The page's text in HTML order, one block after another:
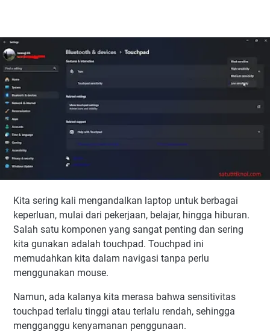
Kita sering kali mengandalkan laptop untuk berbagai
keperluan, mulai dari pekerjaan, belajar, hingga hiburan.
Salah satu komponen yang sangat penting dan sering
kita gunakan adalah touchpad. Touchpad ini
memudahkan kita dalam navigasi tanpa perlu
menggunakan mouse.
Namun, ada kalanya kita merasa bahwa sensitivitas
touchpad terlalu tinggi atau terlalu rendah, sehingga
mengganggu kenyamanan penggunaan.